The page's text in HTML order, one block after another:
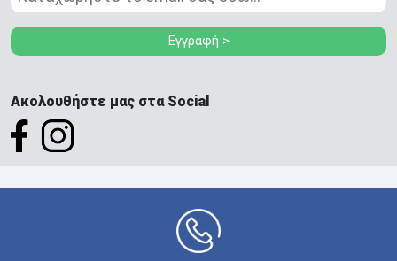
Εγγραφή >
Ακολουθήστε μας στα Social